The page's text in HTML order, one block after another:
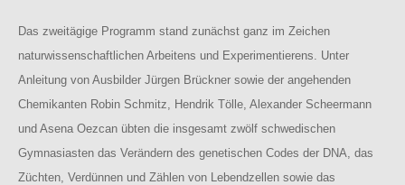
Das zweitägige Programm stand zunächst ganz im Zeichen
naturwissenschaftlichen Arbeitens und Experimentierens. Unter
Anleitung von Ausbilder Jürgen Brückner sowie der angehenden
Chemikanten Robin Schmitz, Hendrik Tölle, Alexander Scheermann
und Asena Oezcan übten die insgesamt zwölf schwedischen
Gymnasiasten das Verändern des genetischen Codes der DNA, das
Züchten, Verdünnen und Zählen von Lebendzellen sowie das